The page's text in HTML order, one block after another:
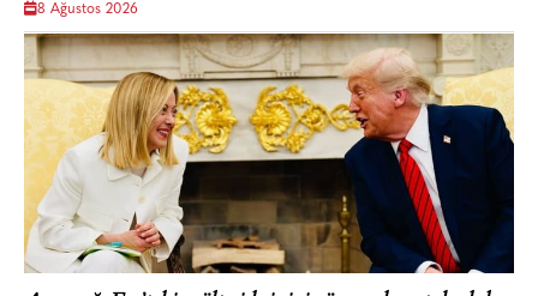
8 Ağustos 2026